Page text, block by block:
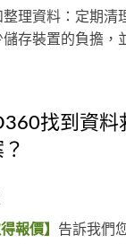
整理資料：定期清
存裝置的負擔，
找到資料
報價】 告訴我們